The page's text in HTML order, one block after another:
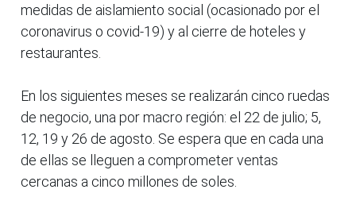
medidas de aislamiento social (ocasionado por el
coronavirus o covid-19) y al cierre de hoteles y
restaurantes.
En los siguientes meses se realizarán cinco ruedas
de negocio, una por macro región: el 22 de julio; 5,
12, 19 y 26 de agosto. Se espera que en cada una
de ellas se lleguen a comprometer ventas
cercanas a cinco millones de soles.